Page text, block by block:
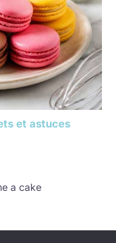
et astuces
a cake